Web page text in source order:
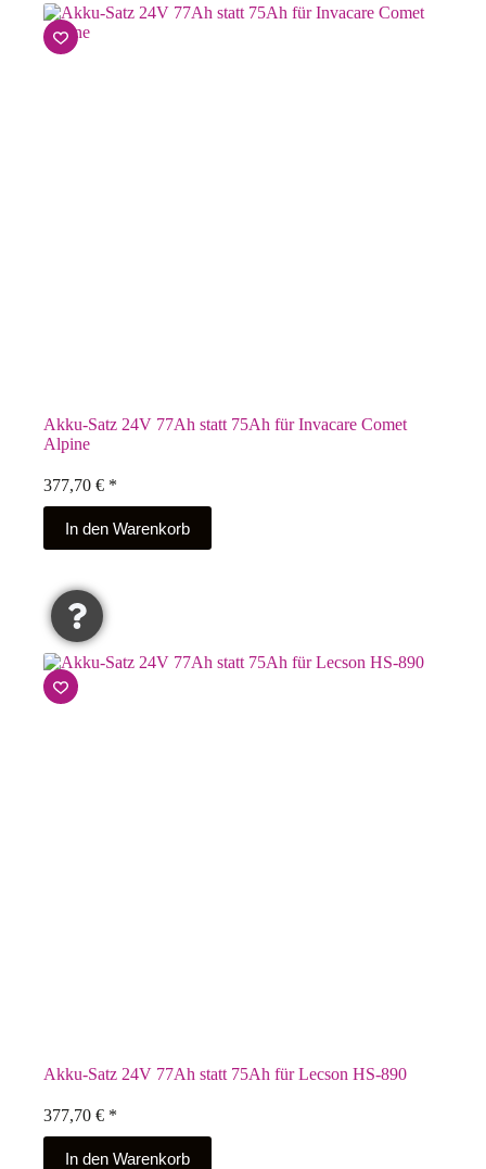
Akku-Satz 24V 77Ah statt 75Ah für Invacare Comet
Alpine
377,70 € *
In den Warenkorb
Akku-Satz 24V 77Ah statt 75Ah für Lecson HS-890
377,70 € *
In den Warenkorb